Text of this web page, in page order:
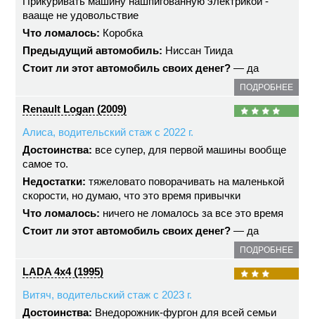
вааще не удовольствие
Что ломалось: Коробка
Предыдущий автомобиль: Ниссан Тиида
Стоит ли этот автомобиль своих денег? — да
ПОДРОБНЕЕ
Renault Logan (2009)
Алиса, водительский стаж с 2022 г.
Достоинства: все супер, для первой машины вообще
самое то.
Недостатки: тяжеловато поворачивать на маленькой
скорости, но думаю, что это время привычки
Что ломалось: ничего не ломалось за все это время
Стоит ли этот автомобиль своих денег? — да
ПОДРОБНЕЕ
LADA 4x4 (1995)
Витяч, водительский стаж с 2023 г.
Достоинства: Внедорожник-фургон для всей семьи